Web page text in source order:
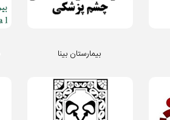
بیمارستان بینا